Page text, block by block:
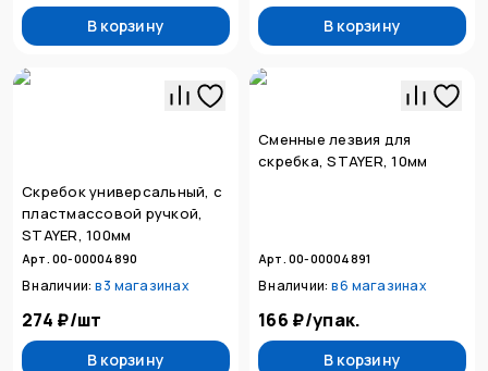
В корзину В корзину
Скребок универсальный, с
пластмассовой ручкой,
STAYER, 100мм
Арт. 00-00004890
В наличии: в3 магазинах
274 ₽/шт
В корзину
Сменные лезвия для
скребка, STAYER, 10мм
Арт. 00-00004891
В наличии: в6 магазинах
166 ₽/упак.
В корзину